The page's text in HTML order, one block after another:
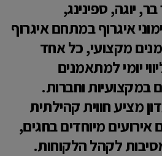
יוגה, ספינינג,
איגרוף במתחם איגרוף
מקצועי, כל אחד
יומי למתאמנים
במקצועיות וחברות.
מציע חווית קהילתית
אירועים מיוחדים בחגים,
לקהל הלקוחות.